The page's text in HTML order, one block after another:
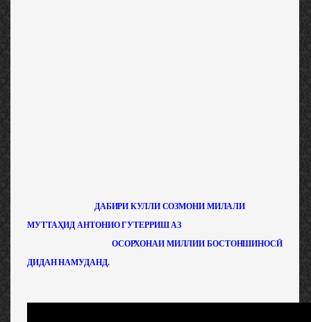
ДАБИРИ КУЛЛИ СОЗМОНИ МИЛАЛИ
МУТТАҲИД АНТОНИО ГУТЕРРИШ АЗ
ОСОРХОНАИ МИЛЛИИ БОСТОНШИНОСӢ
ДИДАН НАМУДАНД.